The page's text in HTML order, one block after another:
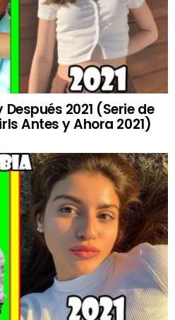
2021 (Serie de
Antes y Ahora 2021)